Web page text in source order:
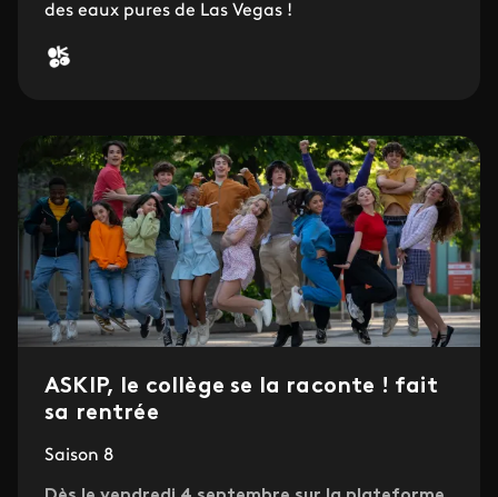
des eaux pures de Las Vegas !
ASKIP, le collège se la raconte ! fait
sa rentrée
Saison 8